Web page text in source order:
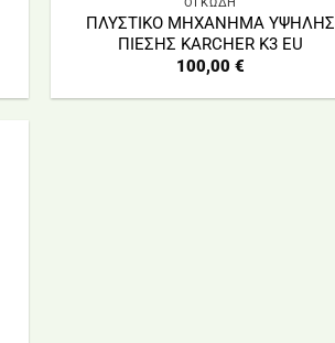
ΠΛΥΣΤΙΚΟ ΜΗΧΑΝΗΜΑ ΥΨΗΛΗΣ
ΠΙΕΣΗΣ KARCHER Κ3 EU
100,00 €